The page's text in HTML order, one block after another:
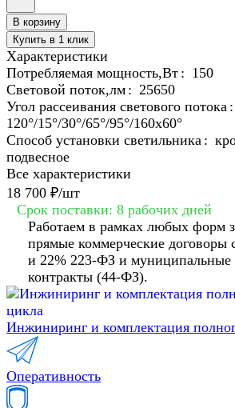
В корзину
Купить в 1 клик
Характеристики
Потребляемая мощность,Вт : 150
Световой поток,лм : 25650
Угол рассеивания светового потока :
120°/15°/30°/65°/95°/160х60°
Способ установки светильника :
подвесное
Все характеристики
18 700 ₽/шт
Срок поставки: 8 рабочих дней
Работаем в рамках любых форм
прямые коммерческие
и 22% 223-ФЗ и муниципальные
контракты (44-ФЗ).
Инжиниринг и комплектация
Оперативность